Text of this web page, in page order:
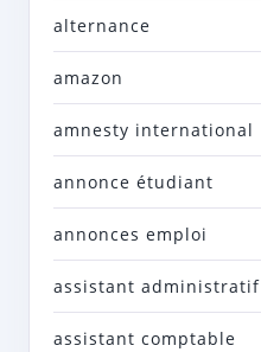
alternance
amazon
amnesty international
annonce étudiant
annonces emploi
assistant administratif
assistant comptable